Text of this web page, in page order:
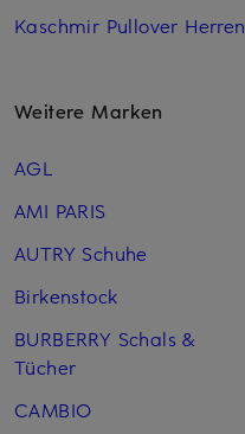
Kaschmir Pullover Herren
Weitere Marken
AGL
AMI PARIS
AUTRY Schuhe
Birkenstock
BURBERRY Schals &
Tücher
CAMBIO